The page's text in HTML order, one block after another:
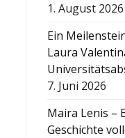
1. August 2026
Ein
Laura
7. Juni 2026
Maira Lenis –
Geschichte